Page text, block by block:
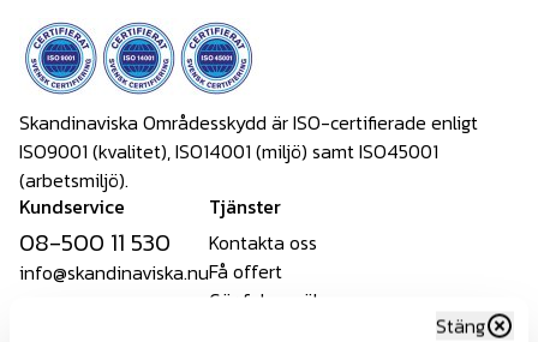
Skandinaviska Områdesskydd är ISO-certifierade enligt
ISO9001 (kvalitet), ISO14001 (miljö) samt ISO45001
(arbetsmiljö).
Kundservice
08-500 11 530
info@skandinaviska.nu
Tjänster
Kontakta oss
Få offert
Gör felanmälan
Stäng